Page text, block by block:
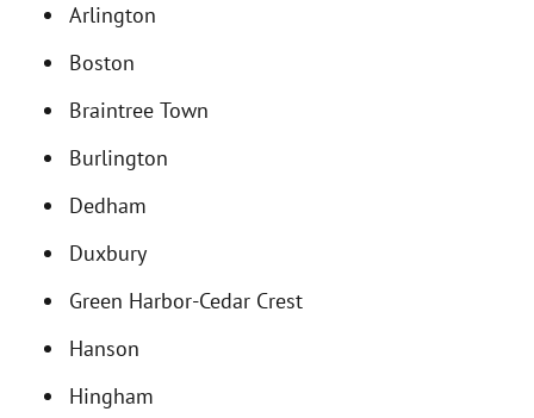
Arlington
Boston
Braintree Town
Burlington
Dedham
Duxbury
Green Harbor-Cedar Crest
Hanson
Hingham